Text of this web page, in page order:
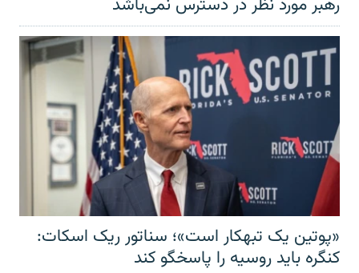
رهبر مورد نظر در دسترس نمی‌باشد
«پوتین یک تبهکار است»؛ سناتور ریک اسکات:
کنگره باید روسیه را پاسخگو کند